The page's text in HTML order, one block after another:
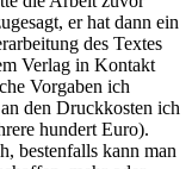
er hat dann ein
des Textes
Verlag in Kontakt
Vorgaben ich
den Druckkosten ich
hundert Euro).
bestenfalls kann man